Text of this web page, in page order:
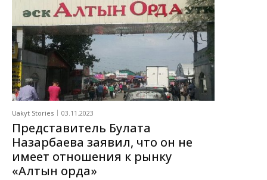
Uakyt Stories 03.11.2023
Представитель Булата
Назарбаева заявил, что он не
имеет отношения к рынку
«Алтын орда»